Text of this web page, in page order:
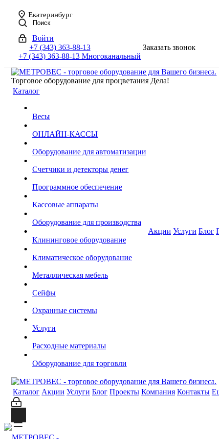
Екатеринбург
Поиск
Войти
+7 (343) 363-88-13
+7 (343) 363-88-13 Многоканальный
Заказать звонок
Торговое оборудование для процветания Дела!
Каталог
Весы
ОНЛАЙН-КАССЫ
Оборудование для автоматизации
Счетчики и детекторы денег
Программное обеспечение
Кассовые аппараты
Оборудование для производства
Клининговое оборудование
Климатическое оборудование
Металлическая мебель
Сейфы
Охранные системы
Услуги
Расходные материалы
Оборудование для торговли
Акции Услуги Блог
Каталог Акции Услуги Блог Проекты Компания Контакты